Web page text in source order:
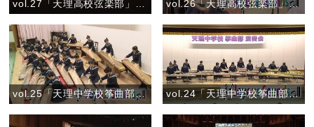
vol.27「天理高校弦楽部」『「調和の霊感」より4つのヴァイオリンとチェロのための協奏曲 ロ短調 第1楽章 作品3-10』 vol.26「天理高校弦楽部」『弦楽四重奏曲 第4番 第1楽章より』
vol.25「天理中学校筝曲部」『グリーンウインド』 vol.24「天理中学校筝曲部」『春の詩集(筝曲コンクール金賞受賞曲)』